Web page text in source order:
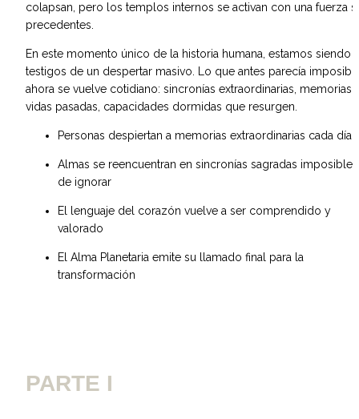
colapsan, pero los templos internos se activan con una fuerza
precedentes.
En este momento único de la historia humana, estamos siendo
testigos de un despertar masivo. Lo que antes parecía
ahora se vuelve cotidiano: sincronías extraordinarias, memorias
vidas pasadas, capacidades dormidas que resurgen.
Personas despiertan a memorias extraordinarias cada día
Almas se reencuentran en sincronías sagradas imposibles
de ignorar
El lenguaje del corazón vuelve a ser comprendido y
valorado
El Alma Planetaria emite su llamado final para la
transformación
PARTE I